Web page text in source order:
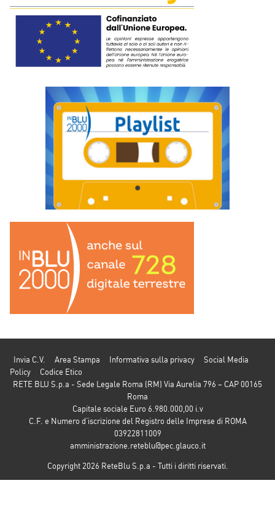
Invia C.V. Area Stampa Informativa sulla privacy
Social Media
Policy
Codice Etico
RETE BLU S.p.a - Sede Legale Roma (RM) Via Aurelia 796 – CAP 00165
Roma
Capitale sociale Euro 6.980.000,00 i.v
C.F. e Numero d’iscrizione del Registro delle Imprese di ROMA
03922811009
amministrazione.reteblu@pec.glauco.it
Copyright 2026 ReteBlu S.p.a - Tutti i diritti riservati.